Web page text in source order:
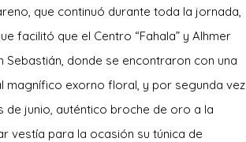
que continuó durante toda la jornada,
facilitó que el Centro “Fahala” y Alhmer
donde se encontraron con una
magnífico exorno floral, y por segunda vez
de junio, auténtico broche de oro a la
vestía para la ocasión su túnica de